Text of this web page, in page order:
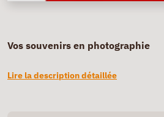
Vos souvenirs en photographie
Lire la description détaillée